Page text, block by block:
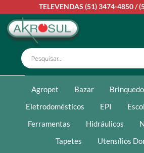
TELEVENDAS (51) 3474-4850/
Agropet Bazar
Eletrodomésticos
EPI
Ferramentas
Hidráulicos
Tapetes
Utensílios